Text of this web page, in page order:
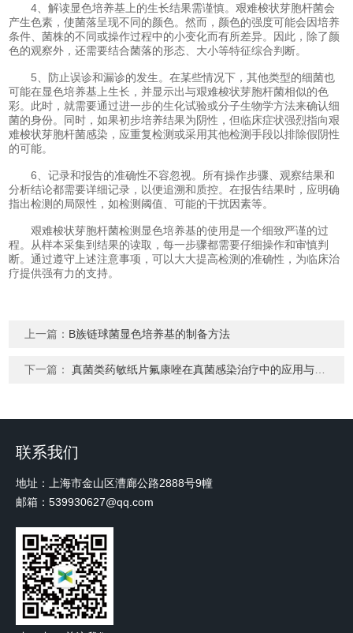
4、解读显色培养基上的生长结果需谨慎。艰难梭状芽胞杆菌会
产生色素，使菌落呈现不同的颜色。然而，颜色的强度可能会因培养
条件、菌株的不同或操作过程中的小变化而有所差异。因此，除了颜
色的观察外，还需要结合菌落的形态、大小等特征综合判断。
5、防止误诊和漏诊的发生。在某些情况下，其他类型的细菌也
可能在显色培养基上生长，并显示出与艰难梭状芽胞杆菌相似的色
彩。此时，就需要通过进一步的生化试验或分子生物学方法来确认细
菌的身份。同时，如果初步培养结果为阴性，但临床症状强烈指向艰
难梭状芽胞杆菌感染，应重复检测或采用其他检测手段以排除假阴性
的可能。
6、记录和报告的准确性不容忽视。所有操作步骤、观察结果和
分析结论都需要详细记录，以便追溯和质控。在报告结果时，应明确
指出检测的局限性，如检测阈值、可能的干扰因素等。
艰难梭状芽胞杆菌检测显色培养基的使用是一个细致严谨的过
程。从样本采集到结果的读取，每一步骤都需要仔细操作和审慎判
断。通过遵守上述注意事项，可以大大提高检测的准确性，为临床治
疗提供强有力的支持。
上一篇： B族链球菌显色培养基的制备方法
下一篇： 真菌类药敏纸片氟康唑在真菌感染治疗中的应用与价值
联系我们
地址：上海市金山区漕廊公路2888号9幢
邮箱：539930627@qq.com